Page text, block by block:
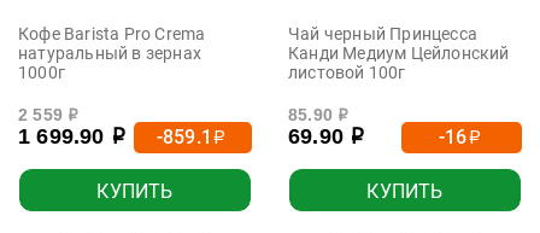
Кофе Barista Pro Crema
натуральный в зернах
1000г
2 559 р
1 699.90 р -859.1 р
КУПИТЬ
Чай черный Принцесса
Канди Медиум Цейлонский
листовой 100г
85.90 р
69.90 р -16р
КУПИТЬ